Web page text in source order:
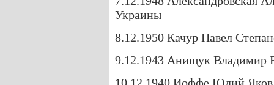
Украины
8.12.1950 Качур Павел
9.12.1943 Анищук Владимир